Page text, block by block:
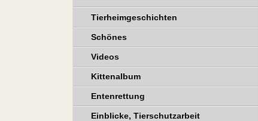
Tierheimgeschichten
Schönes
Videos
Kittenalbum
Entenrettung
Einblicke, Tierschutzarbeit